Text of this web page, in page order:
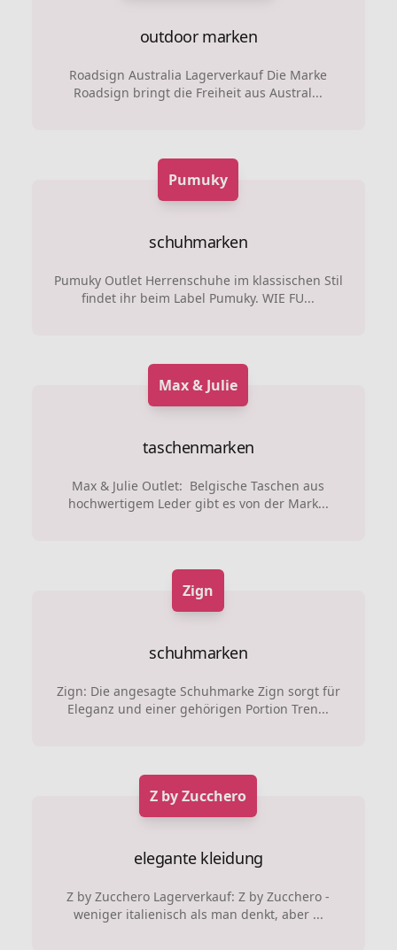
outdoor marken
Roadsign Australia Lagerverkauf Die Marke
Roadsign bringt die Freiheit aus Austral...
Pumuky
schuhmarken
Pumuky Outlet Herrenschuhe im klassischen Stil
findet ihr beim Label Pumuky. WIE FU...
Max & Julie
taschenmarken
Max & Julie Outlet: Belgische Taschen aus
hochwertigem Leder gibt es von der Mark...
Zign
schuhmarken
Zign: Die angesagte Schuhmarke Zign sorgt für
Eleganz und einer gehörigen Portion Tren...
Z by Zucchero
elegante kleidung
Z by Zucchero Lagerverkauf: Z by Zucchero -
weniger italienisch als man denkt, aber ...